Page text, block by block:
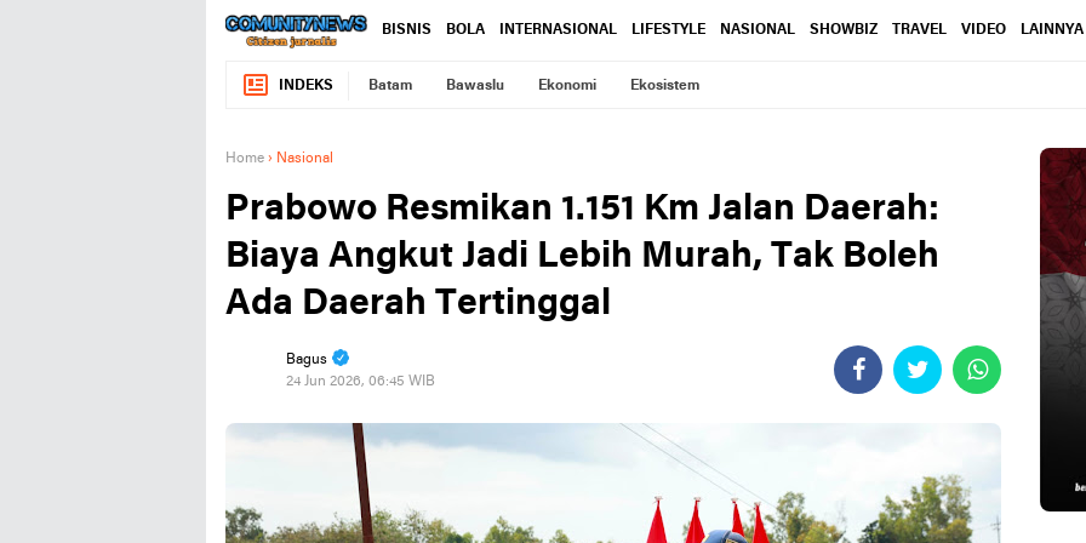
BISNIS BOLA INTERNASIONAL LIFESTYLE NASIONAL SHOWBIZ TRAVEL VIDEO LAINNYA
INDEKS Batam Bawaslu Ekonomi Ekosistem
Home › Nasional
Prabowo Resmikan 1.151 Km Jalan Daerah:
Biaya Angkut Jadi Lebih Murah, Tak Boleh
Ada Daerah Tertinggal
Bagus
24 Jun 2026, 06:45 WIB